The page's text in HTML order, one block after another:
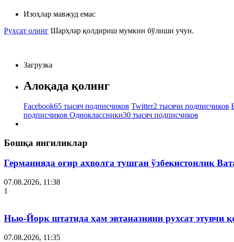
Изоҳлар мавжуд емас
Рухсат олинг Шарҳлар қолдириш мумкин бўлиши учун.
Загрузка
Алоқада қолинг
Facebook65 тысяч подписчиков Twitter2 тысячи подписчиков
подписчиков Одноклассники30 тысяч подписчиков
Бошқа янгиликлар
Германияда оғир аҳволга тушган ўзбекистонлик
07.08.2026, 11:38
1
Нью-Йорк штатида ҳам эвтаназияни рухсат этувчи
07.08.2026, 11:35